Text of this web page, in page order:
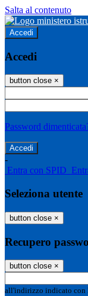
Salta al contenuto
Accedi
Accedi
button close ×
Password
-
Entra con SPID
Seleziona utente
button close ×
Recupero
button close ×
all'indirizzo indicato con